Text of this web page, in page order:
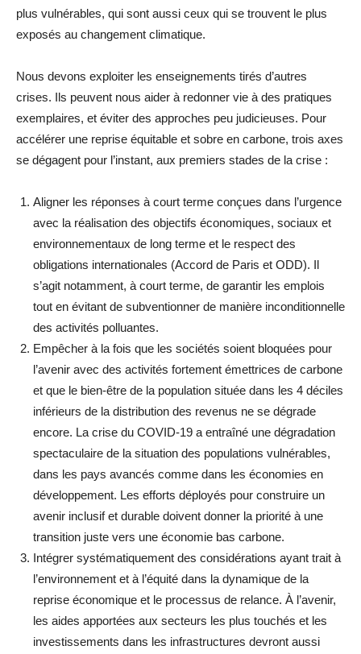
plus vulnérables, qui sont aussi ceux qui se trouvent le plus
exposés au changement climatique.
Nous devons exploiter les enseignements tirés d’autres
crises. Ils peuvent nous aider à redonner vie à des pratiques
exemplaires, et éviter des approches peu judicieuses. Pour
accélérer une reprise équitable et sobre en carbone, trois axes
se dégagent pour l’instant, aux premiers stades de la crise :
Aligner les réponses à court terme conçues dans l’urgence
avec la réalisation des objectifs économiques, sociaux et
environnementaux de long terme et le respect des
obligations internationales (Accord de Paris et ODD). Il
s’agit notamment, à court terme, de garantir les emplois
tout en évitant de subventionner de manière inconditionnelle
des activités polluantes.
Empêcher à la fois que les sociétés soient bloquées pour
l’avenir avec des activités fortement émettrices de carbone
et que le bien-être de la population située dans les 4 déciles
inférieurs de la distribution des revenus ne se dégrade
encore. La crise du COVID-19 a entraîné une dégradation
spectaculaire de la situation des populations vulnérables,
dans les pays avancés comme dans les économies en
développement. Les efforts déployés pour construire un
avenir inclusif et durable doivent donner la priorité à une
transition juste vers une économie bas carbone.
Intégrer systématiquement des considérations ayant trait à
l’environnement et à l’équité dans la dynamique de la
reprise économique et le processus de relance. À l’avenir,
les aides apportées aux secteurs les plus touchés et les
investissements dans les infrastructures devront aussi